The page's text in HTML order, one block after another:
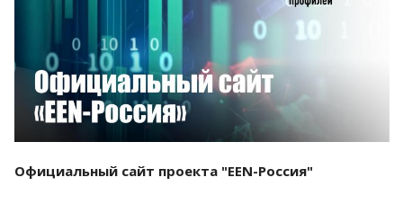
Смотреть проект
Официальный сайт проекта "EEN-Россия"